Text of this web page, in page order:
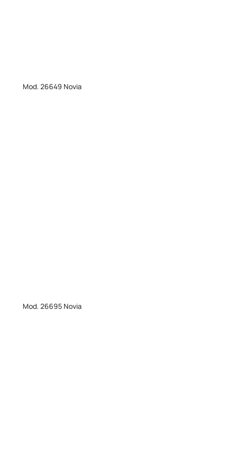
Mod. 26649 Novia
Mod. 26695 Novia